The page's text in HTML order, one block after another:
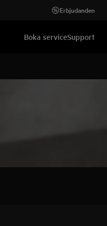
Erbjudanden
Boka serviceSupport